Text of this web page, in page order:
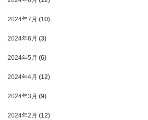
2024年7月 (10)
2024年6月 (3)
2024年5月 (6)
2024年4月 (12)
2024年3月 (9)
2024年2月 (12)